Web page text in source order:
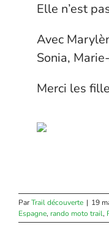
Elle n’est
Avec
Sonia,
Merci les
ParTrail découverte | 19
Espagne, rando moto trail,